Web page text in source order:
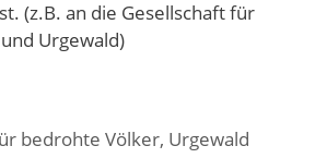
(z.B. an die Gesellschaft für
Urgewald)
bedrohte Völker, Urgewald